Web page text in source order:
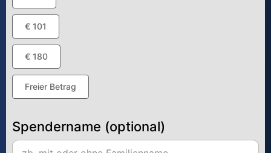
€ 101
€ 180
Freier Betrag
Spendername (optional)